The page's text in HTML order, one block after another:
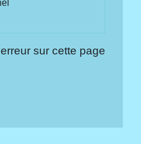
sur cette page